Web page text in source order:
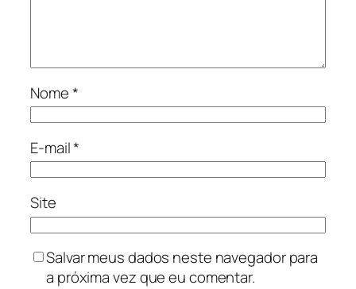
Nome*
E-mail*
Site
Salvar meus dados neste navegador para
a próxima vez que eu comentar.